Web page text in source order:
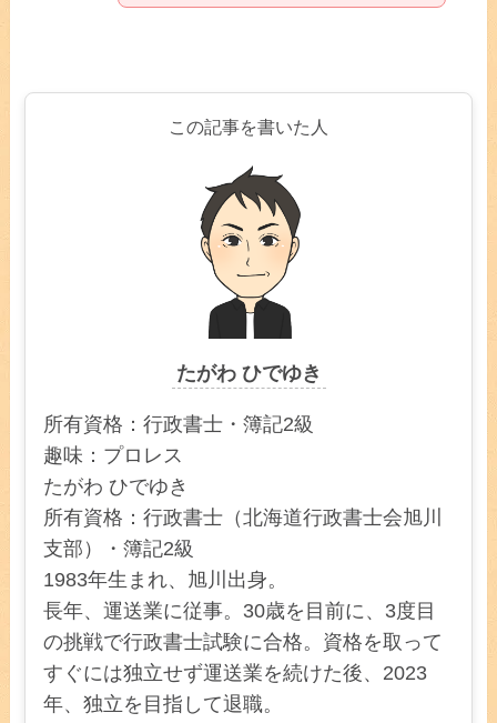
この記事を書いた人
たがわ ひでゆき
所有資格：行政書士・簿記2級
趣味：プロレス
たがわ ひでゆき
所有資格：行政書士（北海道行政書士会旭川
支部）・簿記2級
1983年生まれ、旭川出身。
長年、運送業に従事。30歳を目前に、3度目
の挑戦で行政書士試験に合格。資格を取って
すぐには独立せず運送業を続けた後、2023
年、独立を目指して退職。